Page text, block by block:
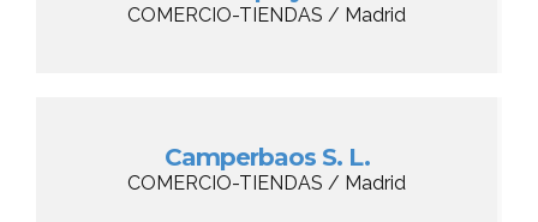
COMERCIO-TIENDAS / Madrid
Camperbaos S. L.
COMERCIO-TIENDAS / Madrid